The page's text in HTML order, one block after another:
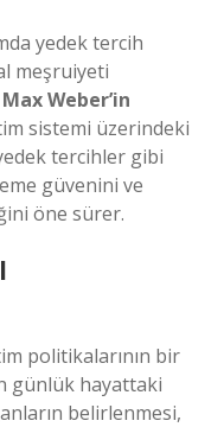
yedek tercih
meşruiyeti
Max Weber’in
sistemi üzerindeki
tercihler gibi
güvenini ve
öne sürer.
politikalarının bir
günlük hayattaki
belirlenmesi,